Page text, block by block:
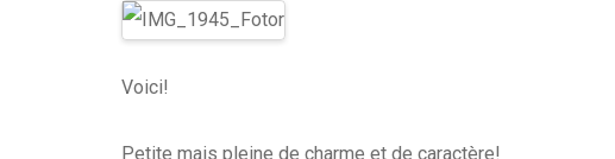
Voici!
Petite mais pleine de charme et de caractère!